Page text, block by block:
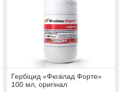
Гербіцид «Фюзілад Форте»
100 мл, оригінал